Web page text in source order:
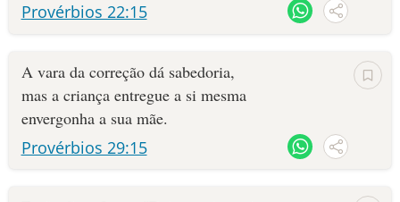
Provérbios 22:15
A vara da correção dá sabedoria,
mas a criança entregue a si mesma
envergonha a sua mãe.
Provérbios 29:15